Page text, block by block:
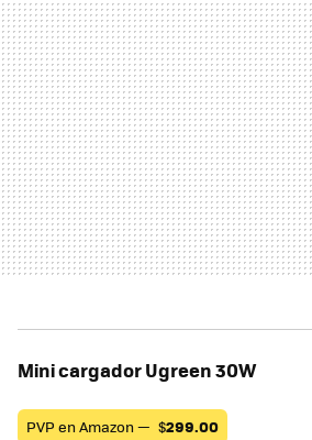
Mini cargador Ugreen 30W
PVP en Amazon — $299.00